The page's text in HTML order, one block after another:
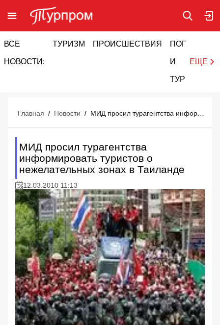
ВСЕ
НОВОСТИ:
ТУРИЗМ ПРОИСШЕСТВИЯ ПОГОДА
И
ТУРИЗМ
ЕЩЕ
Главная / Новости /
МИД просил турагентства
информировать туристов о
нежелательных зонах в Таиланде
12.03.2010 11:13